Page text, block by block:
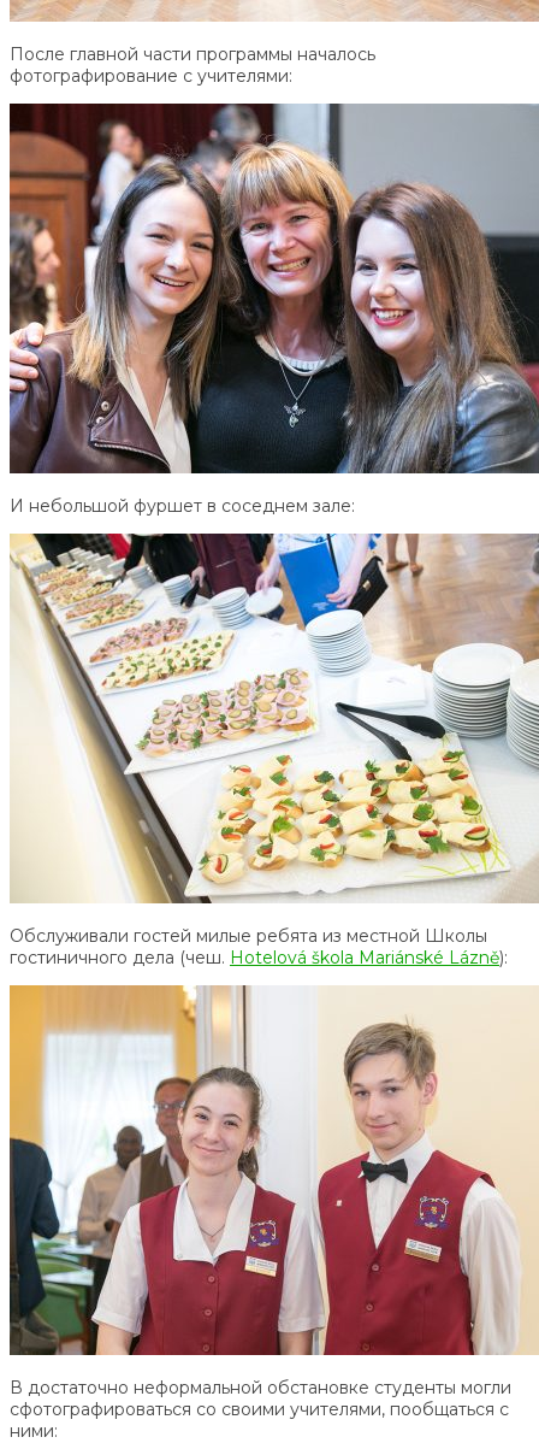
После главной части программы началось
фотографирование с учителями:
И небольшой фуршет в соседнем зале:
Обслуживали гостей милые ребята из местной Школы
гостиничного дела (чеш. Hotelová škola Mariánské Lázně):
В достаточно неформальной обстановке студенты могли
сфотографироваться со своими учителями, пообщаться с
ними: